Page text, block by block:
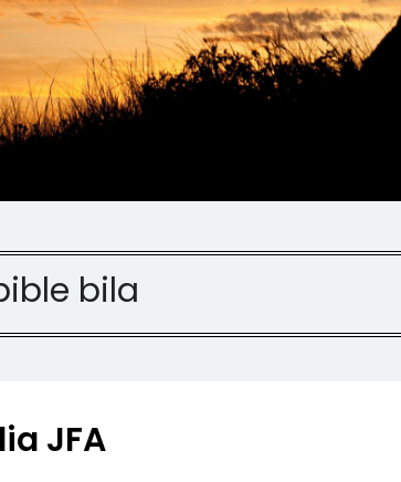
bila
JFA